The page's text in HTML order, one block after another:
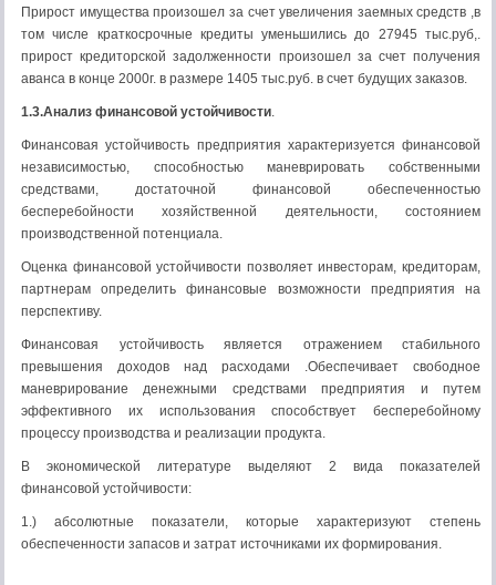
Прирост имущества произошел за счет увеличения заемных средств ,в
том числе краткосрочные кредиты уменьшились до 27945 тыс.руб,.
прирост кредиторской задолженности произошел за счет получения
аванса в конце 2000г. в размере 1405 тыс.руб. в счет будущих заказов.
1.3.Анализ финансовой устойчивости.
Финансовая устойчивость предприятия характеризуется финансовой
независимостью, способностью маневрировать собственными
средствами, достаточной финансовой обеспеченностью
бесперебойности хозяйственной деятельности, состоянием
производственной потенциала.
Оценка финансовой устойчивости позволяет инвесторам, кредиторам,
партнерам определить финансовые возможности предприятия на
перспективу.
Финансовая устойчивость является отражением стабильного
превышения доходов над расходами .Обеспечивает свободное
маневрирование денежными средствами предприятия и путем
эффективного их использования способствует бесперебойному
процессу производства и реализации продукта.
В экономической литературе выделяют 2 вида показателей
финансовой устойчивости:
1.) абсолютные показатели, которые характеризуют степень
обеспеченности запасов и затрат источниками их формирования.